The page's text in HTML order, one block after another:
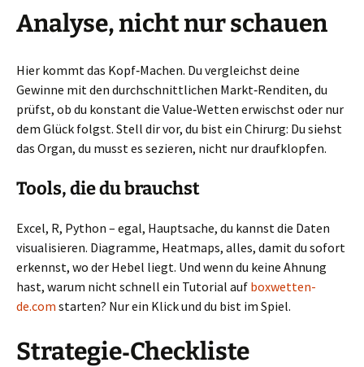
Analyse, nicht nur schauen
Hier kommt das Kopf‑Machen. Du vergleichst deine
Gewinne mit den durchschnittlichen Markt‑Renditen, du
prüfst, ob du konstant die Value‑Wetten erwischst oder nur
dem Glück folgst. Stell dir vor, du bist ein Chirurg: Du siehst
das Organ, du musst es sezieren, nicht nur draufklopfen.
Tools, die du brauchst
Excel, R, Python – egal, Hauptsache, du kannst die Daten
visualisieren. Diagramme, Heatmaps, alles, damit du sofort
erkennst, wo der Hebel liegt. Und wenn du keine Ahnung
hast, warum nicht schnell ein Tutorial auf boxwetten-
de.com starten? Nur ein Klick und du bist im Spiel.
Strategie‑Checkliste